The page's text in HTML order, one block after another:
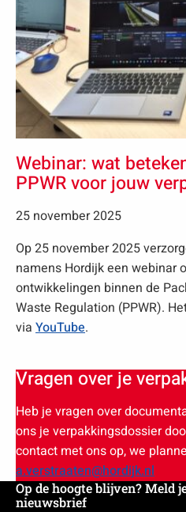
Webinar: wat
PPWR voor jouw
25 november 2025
Op 25 november 2025
namens Hordijk een webinar
ontwikkelingen binnen de
Waste Regulation (PPWR).
via YouTube.
Vragen over je
Heb je vragen over
ons je verpakkingsdossier
contact met ons op, we
a.verstraaten@hordijk.nl
Op de hoogte blijven? Meld
nieuwsbrief